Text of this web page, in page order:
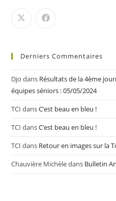
Derniers Commentaires
Djo dans Résultats de la 4ème
équipes séniors : 05/05/2024
TCI dansC’est beau en bleu !
TCI dansC’est beau en bleu !
TCI dans Retour en images sur la
Chauvière Michèledans Bulletin